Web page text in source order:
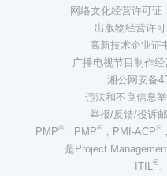
网络文化经营许可证
出版物经营许
高新技术企业证
广播电视节目制作
湘公网安备
违法和不良信息
举报/反馈/投诉
PMP®，PMP®，PMI-ACP®
是Project
ITIL®